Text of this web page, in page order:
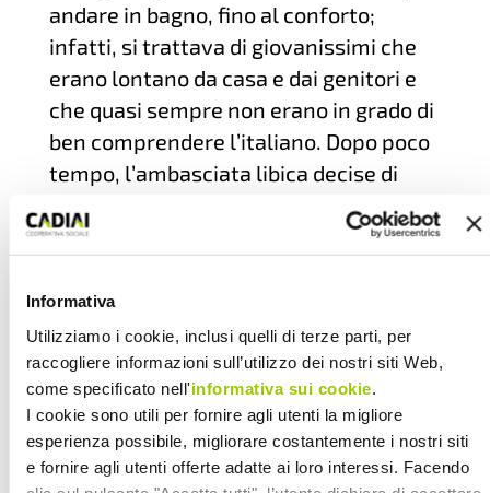
Informativa
Utilizziamo i cookie, inclusi quelli di terze parti, per
raccogliere informazioni sull’utilizzo dei nostri siti Web,
come specificato nell'informativa sui cookie
I cookie sono utili per fornire agli utenti la migliore
esperienza possibile, migliorare costantemente i nostri siti
e fornire agli utenti offerte adatte ai loro interessi. Facendo
andare in bagno, fino al conforto;
infatti, si trattava di giovanissimi che
erano lontano da casa e dai genitori e
che quasi sempre non erano in grado di
ben comprendere l’italiano. Dopo poco
tempo, l’ambasciata libica decise di
convenzione con Villa Salus e i giovani
Ma soprattutto, il dottor Haddad
diminuì arbitrariamente le ore di
assistenza pattuite con Cadiai,
ricorrendo a badanti in nero. Si ebbero
numerose tensioni e più volte la
cooperativa minacciò la sospensione